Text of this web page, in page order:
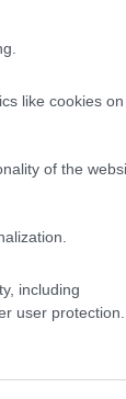
like cookies on
of the
including
user protection.